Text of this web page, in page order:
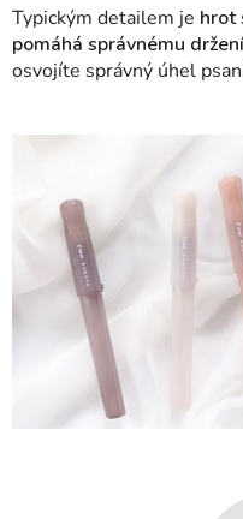
Typickým detailem je hrot
pomáhá správnému
osvojíte správný úhel